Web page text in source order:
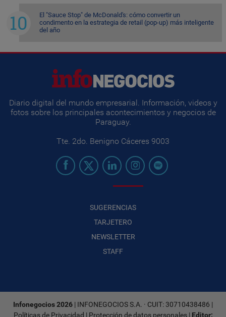
El "Sauce Stop" de McDonald's: cómo convertir un
condimento en la estrategia de retail (pop-up) más inteligente
del año
Diario digital del mundo empresarial. Información, videos y
fotos sobre los principales acontecimientos y negocios de
Paraguay.
Tte. 2do. Benigno Cáceres 9003
SUGERENCIAS
TARJETERO
NEWSLETTER
STAFF
Infonegocios 2026 | INFONEGOCIOS S.A. · CUIT: 30710438486 |